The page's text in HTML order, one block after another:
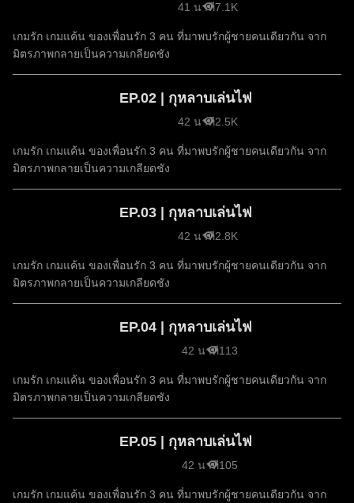
41 นาที7.1K
เกมรัก เกมแค้น ของเพื่อนรัก 3 คน ที่มาพบรักผู้ชายคนเดียวกัน จาก
มิตรภาพกลายเป็นความเกลียดชัง
EP.02 | กุหลาบเล่นไฟ
42 นาที2.5K
เกมรัก เกมแค้น ของเพื่อนรัก 3 คน ที่มาพบรักผู้ชายคนเดียวกัน จาก
มิตรภาพกลายเป็นความเกลียดชัง
EP.03 | กุหลาบเล่นไฟ
42 นาที2.8K
เกมรัก เกมแค้น ของเพื่อนรัก 3 คน ที่มาพบรักผู้ชายคนเดียวกัน จาก
มิตรภาพกลายเป็นความเกลียดชัง
EP.04 | กุหลาบเล่นไฟ
42 นาที113
เกมรัก เกมแค้น ของเพื่อนรัก 3 คน ที่มาพบรักผู้ชายคนเดียวกัน จาก
มิตรภาพกลายเป็นความเกลียดชัง
EP.05 | กุหลาบเล่นไฟ
42 นาที105
เกมรัก เกมแค้น ของเพื่อนรัก 3 คน ที่มาพบรักผู้ชายคนเดียวกัน จาก